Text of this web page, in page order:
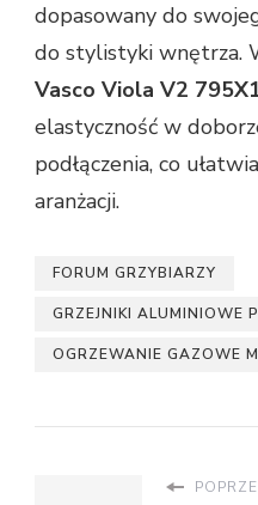
dopasowany do
do stylistyki wnętrza.
Vasco Viola V2
elastyczność w
podłączenia, co
aranżacji.
FORUM GRZYBIARZY
GRZEJNIKI ALUMINIOWE
OGRZEWANIE GAZOWE